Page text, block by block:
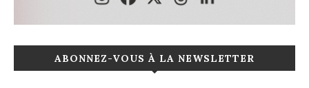
ABONNEZ-VOUS À LA NEWSLETTER